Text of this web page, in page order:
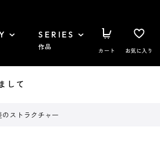
SERIES
作品 カート お気に入り
して
ストラクチャー